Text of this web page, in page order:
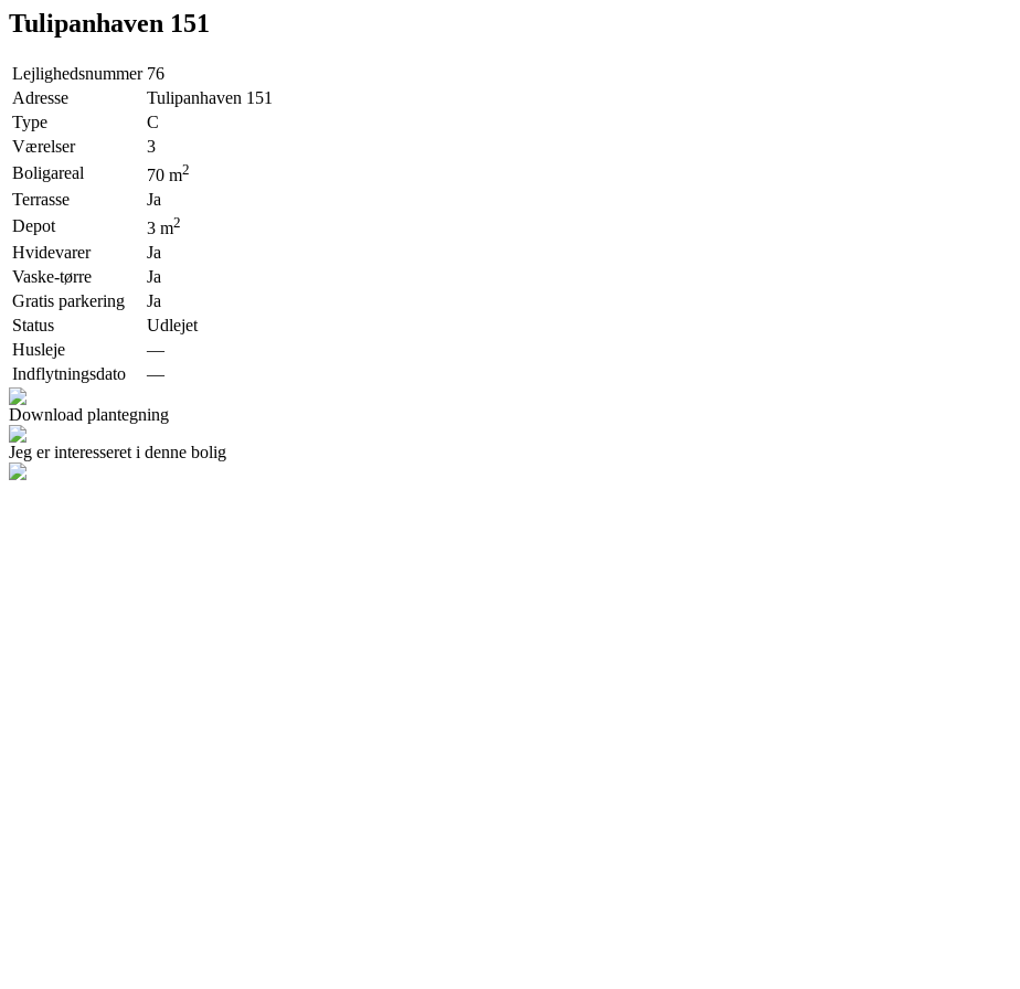
Tulipanhaven 151
Lejlighedsnummer 76
Adresse
Tulipanhaven 151
Type
C
Værelser
3
Boligareal
70 m2
Terrasse
Ja
Depot
3 m2
Hvidevarer
Ja
Vaske-tørre
Ja
Gratis parkering
Ja
Status
Udlejet
Husleje
—
Indflytningsdato
—
Download plantegning
Jeg er interesseret i denne bolig